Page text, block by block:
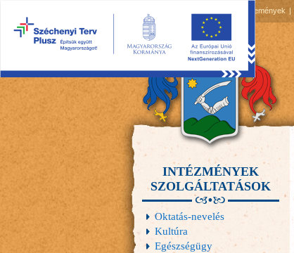
Események
INTÉZMÉNYEK
SZOLGÁLTATÁSOK
Oktatás-nevelés
Kultúra
Egészségügy